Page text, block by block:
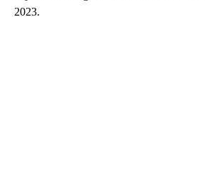
2023.